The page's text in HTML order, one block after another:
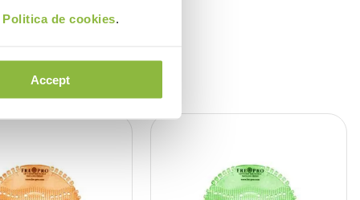
Politica de cookies.
Accept